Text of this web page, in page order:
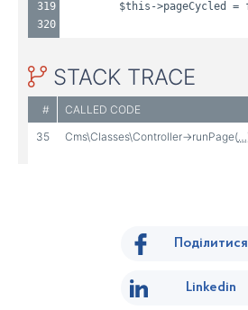
Поділитися
Linkedin